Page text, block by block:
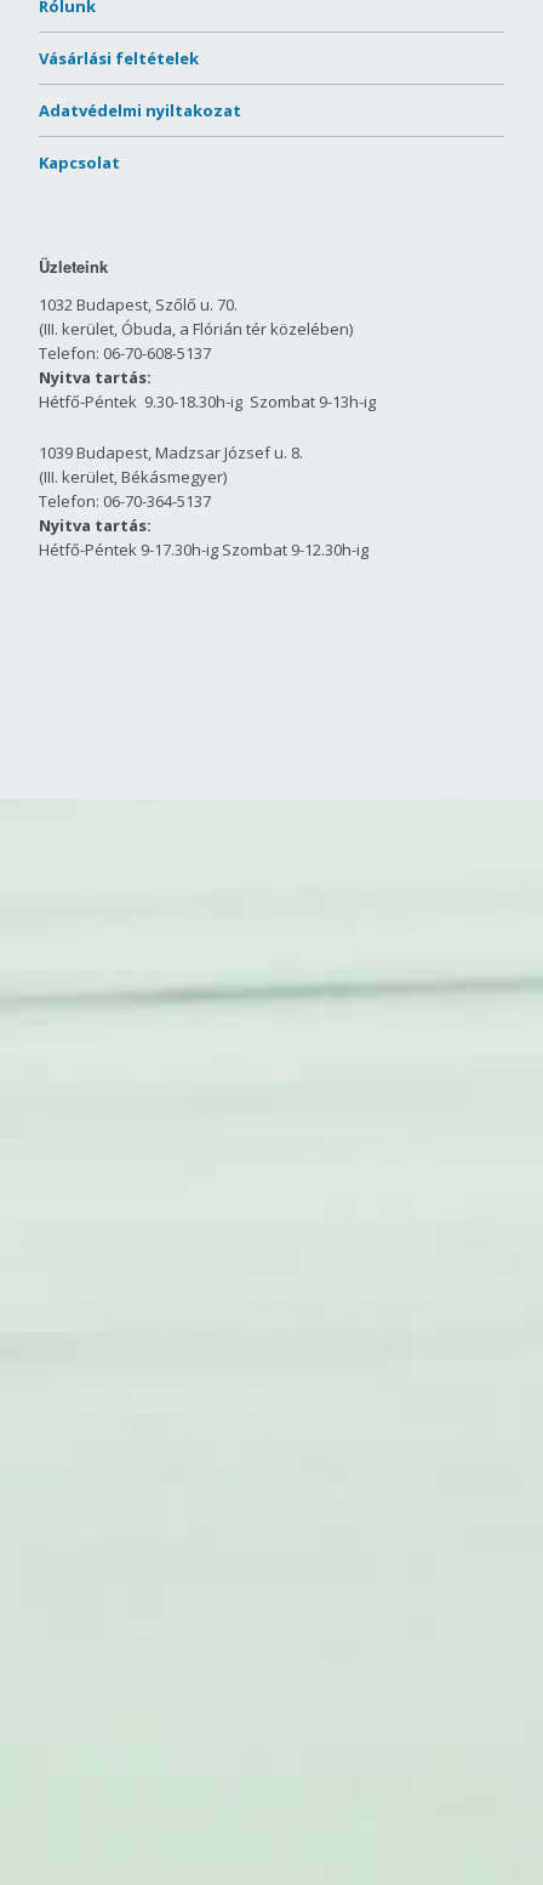
Rólunk
Vásárlási feltételek
Adatvédelmi nyiltakozat
Kapcsolat
Üzleteink
1032 Budapest, Szőlő u. 70.
(III. kerület, Óbuda, a Flórián tér közelében)
Telefon: 06-70-608-5137
Nyitva tartás:
Hétfő-Péntek 9.30-18.30h-ig Szombat 9-13h-ig
1039 Budapest, Madzsar József u. 8.
(III. kerület, Békásmegyer)
Telefon: 06-70-364-5137
Nyitva tartás:
Hétfő-Péntek 9-17.30h-ig Szombat 9-12.30h-ig